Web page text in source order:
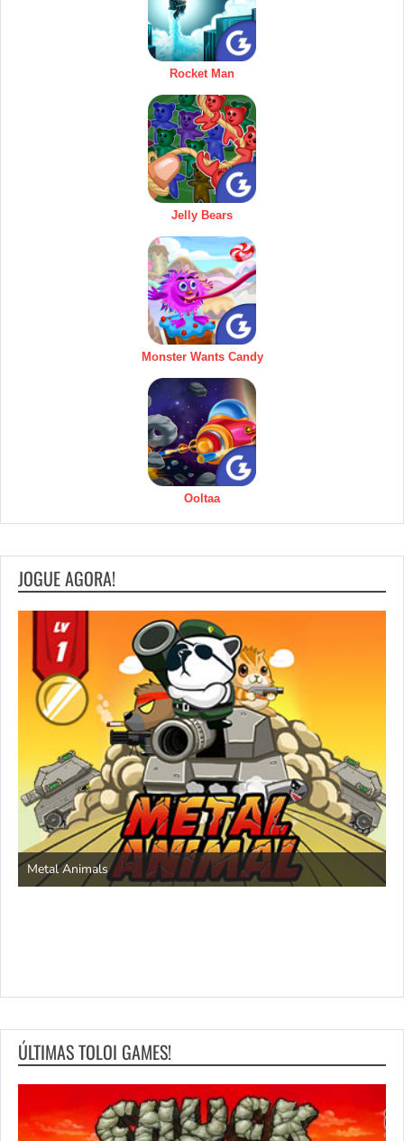
Rocket Man
Jelly Bears
Monster Wants Candy
Ooltaa
JOGUE AGORA!
Metal Animals
ÚLTIMAS TOLOI GAMES!